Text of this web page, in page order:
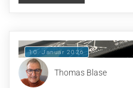
10. Januar 2026
Thomas Blase